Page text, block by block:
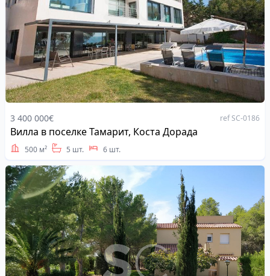
3 400 000€ ref SC-0186
Address
Вилла в поселке Тамарит, Коста Дорада
500 м² 5 шт. 6 шт.